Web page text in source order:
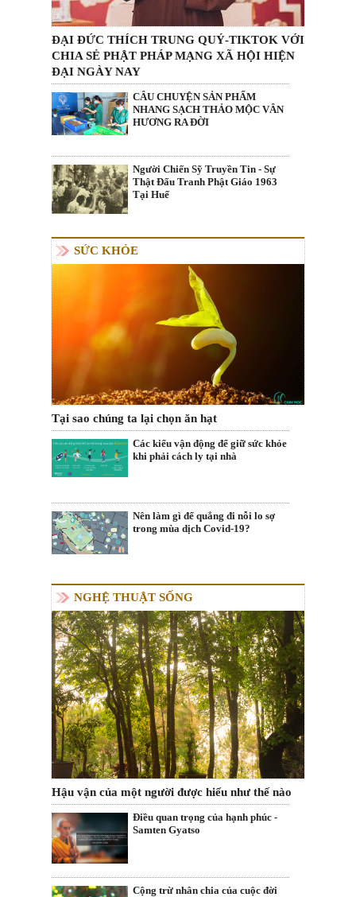
ĐẠI ĐỨC THÍCH TRUNG QUÝ-TIKTOK VỚI
CHIA SẺ PHẬT PHÁP MẠNG XÃ HỘI HIỆN
ĐẠI NGÀY NAY
CÂU CHUYỆN SẢN PHẨM
NHANG SẠCH THẢO MỘC VÂN
HƯƠNG RA ĐỜI
Người Chiến Sỹ Truyền Tin - Sự
Thật Đấu Tranh Phật Giáo 1963
Tại Huế
SỨC KHỎE
Tại sao chúng ta lại chọn ăn hạt
Các kiểu vận động để giữ sức khỏe
khi phải cách ly tại nhà
Nên làm gì để quẳng đi nỗi lo sợ
trong mùa dịch Covid-19?
NGHỆ THUẬT SỐNG
Hậu vận của một người được hiểu như thế nào
Điều quan trọng của hạnh phúc -
Samten Gyatso
Cộng trừ nhân chia của cuộc đời